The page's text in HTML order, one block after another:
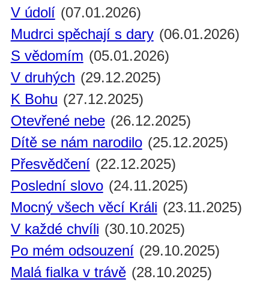
V údolí (07.01.2026)
Mudrci spěchají s dary (06.01.2026)
S vědomím (05.01.2026)
V druhých (29.12.2025)
K Bohu (27.12.2025)
Otevřené nebe (26.12.2025)
Dítě se nám narodilo (25.12.2025)
Přesvědčení (22.12.2025)
Poslední slovo (24.11.2025)
Mocný všech věcí Králi (23.11.2025)
V každé chvíli (30.10.2025)
Po mém odsouzení (29.10.2025)
Malá fialka v trávě (28.10.2025)